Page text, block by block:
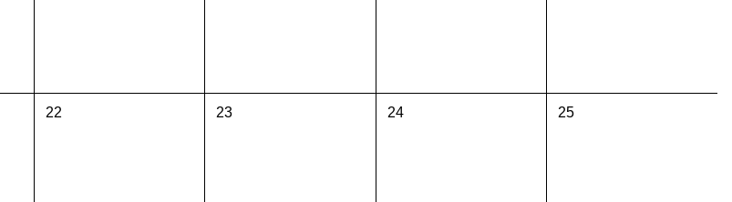
22 23 24 25